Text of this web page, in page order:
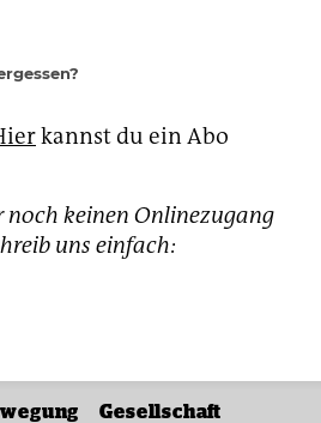
kannst du ein Abo
keinen Onlinezugang
uns einfach:
Gesellschaft